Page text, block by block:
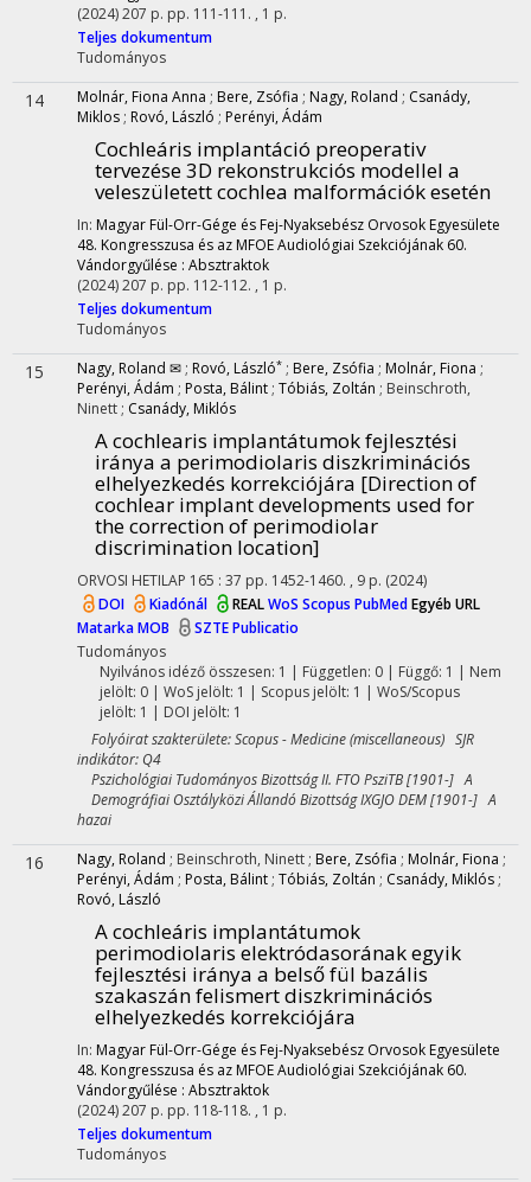
(2024)207 p. pp. 111-111. , 1 p.
Teljes dokumentum
Tudományos
14 Molnár, Fiona Anna ; Bere, Zsófia ; Nagy, Roland ; Csanády,
Miklos ; Rovó, László ; Perényi, Ádám
Cochleáris implantáció preoperativ
tervezése 3D rekonstrukciós modellel a
veleszületett cochlea malformációk esetén
In: Magyar Fül-Orr-Gége és Fej-Nyaksebész Orvosok Egyesülete
48. Kongresszusa és az MFOE Audiológiai Szekciójának 60.
Vándorgyűlése : Absztraktok
(2024)207 p. pp. 112-112. , 1 p.
Teljes dokumentum
Tudományos
15 Nagy, Roland ✉ ; Rovó, László* ; Bere, Zsófia ; Molnár, Fiona ;
Perényi, Ádám ; Posta, Bálint ; Tóbiás, Zoltán ; Beinschroth,
Ninett ; Csanády, Miklós
A cochlearis implantátumok fejlesztési
iránya a perimodiolaris diszkriminációs
elhelyezkedés korrekciójára [Direction of
cochlear implant developments used for
the correction of perimodiolar
discrimination location]
ORVOSI HETILAP 165 : 37 pp. 1452-1460. , 9 p. (2024)
DOI
Kiadónál REALWoS Scopus PubMedEgyéb URL
MatarkaMOB
SZTE Publicatio
Tudományos
Nyilvános idéző összesen: 1 | Független: 0 | Függő: 1 | Nem
jelölt: 0 | WoS jelölt: 1 | Scopus jelölt: 1 | WoS/Scopus
jelölt: 1 | DOI jelölt: 1
Folyóirat szakterülete: Scopus - Medicine (miscellaneous) SJR
indikátor: Q4
Pszichológiai Tudományos Bizottság II. FTO PsziTB [1901-] A
Demográfiai Osztályközi Állandó Bizottság IXGJO DEM [1901-] A
hazai
16 Nagy, Roland ; Beinschroth, Ninett ; Bere, Zsófia ; Molnár, Fiona ;
Perényi, Ádám ; Posta, Bálint ; Tóbiás, Zoltán ; Csanády, Miklós ;
Rovó, László
A cochleáris implantátumok
perimodiolaris elektródasorának egyik
fejlesztési iránya a belső fül bazális
szakaszán felismert diszkriminációs
elhelyezkedés korrekciójára
In: Magyar Fül-Orr-Gége és Fej-Nyaksebész Orvosok Egyesülete
48. Kongresszusa és az MFOE Audiológiai Szekciójának 60.
Vándorgyűlése : Absztraktok
(2024)207 p. pp. 118-118. , 1 p.
Teljes dokumentum
Tudományos